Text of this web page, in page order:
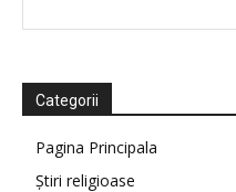
Categorii
Pagina Principala
Știri religioase